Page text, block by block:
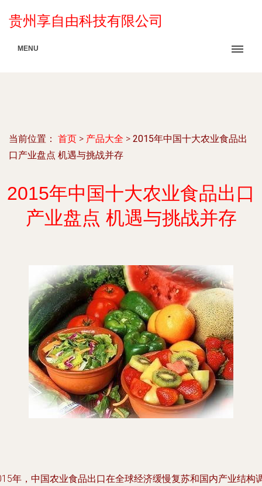
贵州享自由科技有限公司
MENU
当前位置： 首页 > 产品大全 > 2015年中国十大农业食品出
口产业盘点 机遇与挑战并存
2015年中国十大农业食品出口
产业盘点 机遇与挑战并存
年，中国农业食品出口在全球经济缓慢复苏和国内产业结构